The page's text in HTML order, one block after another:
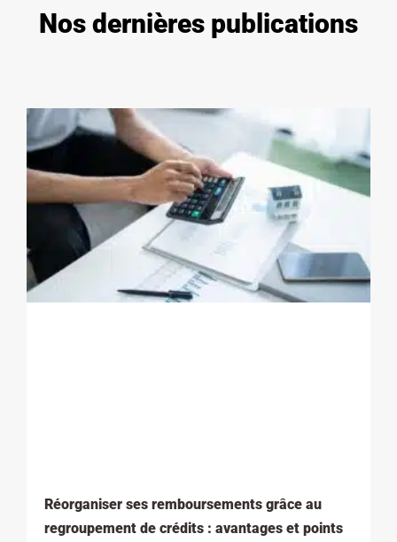
Nos dernières publications
Réorganiser ses remboursements grâce au
regroupement de crédits : avantages et points